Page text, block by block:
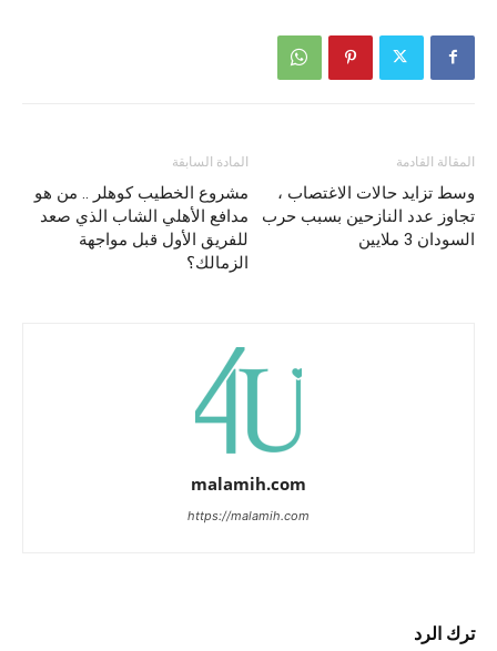
المادة السابقة
مشروع الخطيب كوهلر .. من هو
مدافع الأهلي الشاب الذي صعد
للفريق الأول قبل مواجهة
الزمالك؟
المقالة القادمة
وسط تزايد حالات الاغتصاب ،
تجاوز عدد النازحين بسبب حرب
السودان 3 ملايين
malamih.com
https://malamih.com
ترك الرد